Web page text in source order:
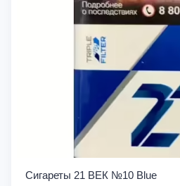
Сигареты 21 ВЕК №10 Blue